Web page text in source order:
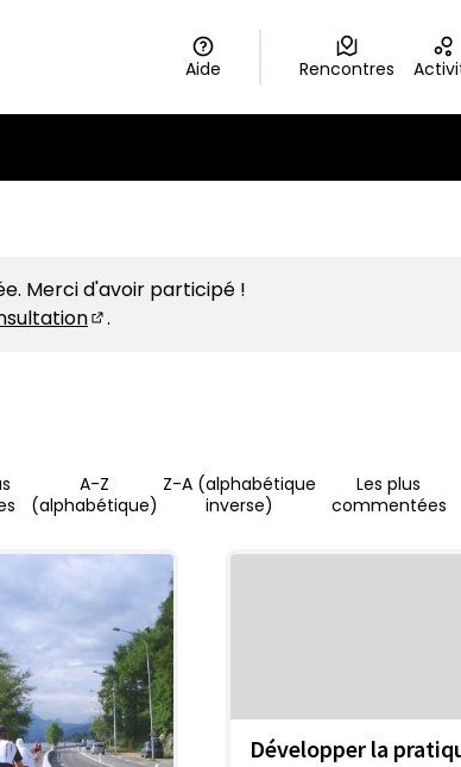
Aide Rencontres
Merci d'avoir participé !
.
A-Z
(alphabétique)
Z-A (alphabétique
inverse)
Les plus
commentées
Développer la